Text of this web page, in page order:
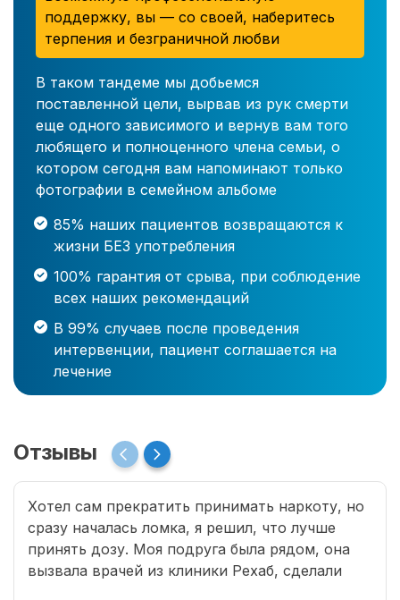
поддержку, вы — со своей, наберитесь
терпения и безграничной любви
В таком тандеме мы добьемся
поставленной цели, вырвав из рук смерти
еще одного зависимого и вернув вам того
любящего и полноценного члена семьи, о
котором сегодня вам напоминают только
фотографии в семейном альбоме
85% наших пациентов возвращаются к
жизни БЕЗ употребления
100% гарантия от срыва, при соблюдение
всех наших рекомендаций
В 99% случаев после проведения
интервенции, пациент соглашается на
лечение
Отзывы
Хотел сам прекратить принимать наркоту, но
сразу началась ломка, я решил, что лучше
принять дозу. Моя подруга была рядом, она
вызвала врачей из клиники Рехаб, сделали